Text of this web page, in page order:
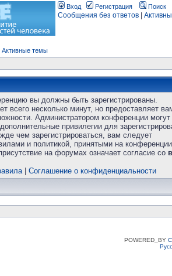
Вход Регистрация Поиск
Сообщения без ответов
Активные темы
вы должны быть зарегистрированы.
всего несколько минут, но предоставляет
Администратором конференции
привилегии для
чем зарегистрироваться, вам следует
и политикой, принятыми на
на форумах означает согласие со
| Соглашение о конфиденциальности
POWERED_BY